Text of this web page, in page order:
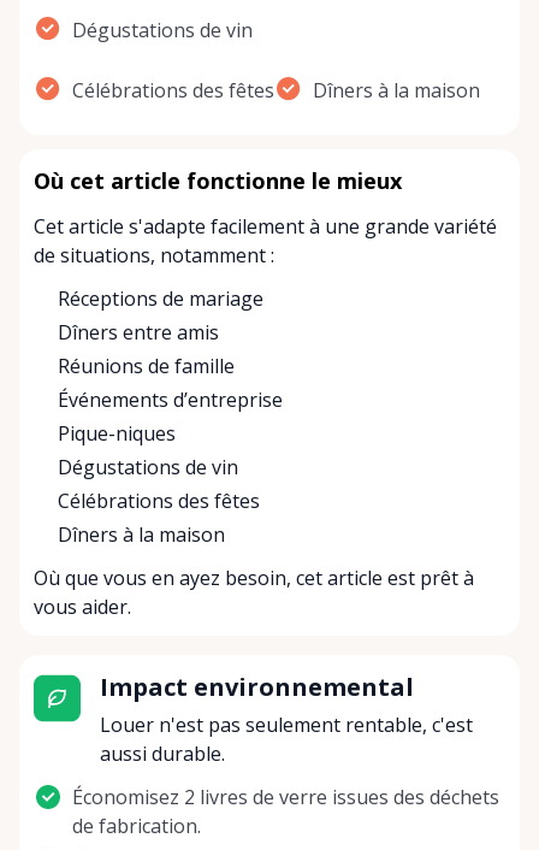
Dégustations de vin
Célébrations des fêtes Dîners à la maison
Où cet article fonctionne le mieux
Cet article s'adapte facilement à une grande variété
de situations, notamment :
Réceptions de mariage
Dîners entre amis
Réunions de famille
Événements d’entreprise
Pique-niques
Dégustations de vin
Célébrations des fêtes
Dîners à la maison
Où que vous en ayez besoin, cet article est prêt à
vous aider.
Impact environnemental
Louer n'est pas seulement rentable, c'est
aussi durable.
Économisez 2 livres de verre issues des déchets
de fabrication.